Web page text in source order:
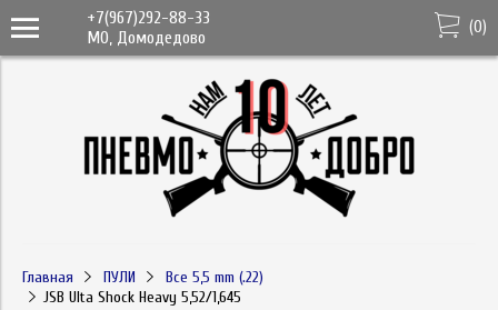
+7(967)292-88-33
МО, Домодедово
(0)
Главная ПУЛИ
Все 5,5 mm (.22)
JSB Ulta Shock Heavy 5,52/1,645